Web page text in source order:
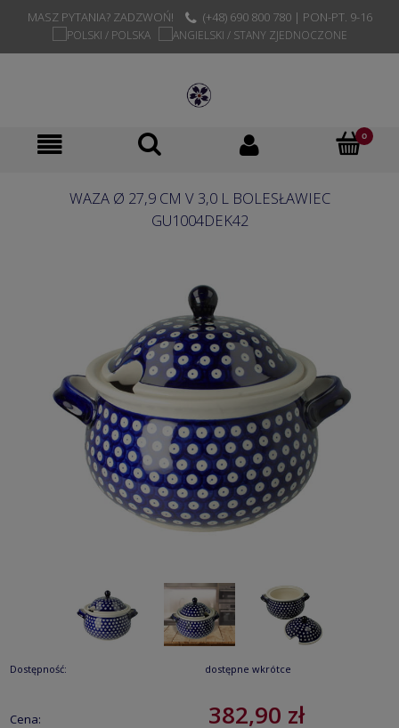
MASZ PYTANIA? ZADZWOŃ! (+48) 690 800 780 | PON-PT. 9-16
WAZA Ø 27,9 CM V 3,0 L BOLESŁAWIEC
GU1004DEK42
Dostępność: dostępne wkrótce
Cena: 382,90 zł